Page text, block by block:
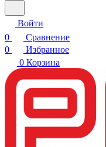
Войти
0
Сравнение
0
Избранное
0 Корзина